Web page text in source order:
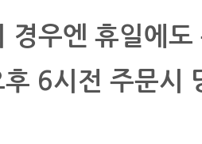
경우엔 휴일에
6시전 주문시